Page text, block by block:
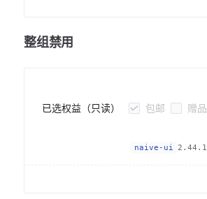
整组禁用
naive-ui 2.44.1
已选权益（只读） 包邮 赠品